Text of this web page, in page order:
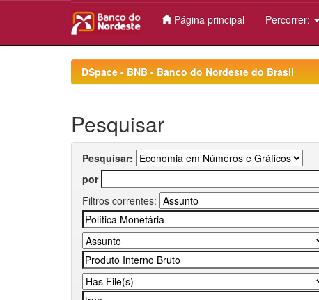
Página principal Percorrer:
DSpace - BNB - Banco do Nordeste do Brasil
Pesquisar
Pesquisar:
por
Filtros correntes: